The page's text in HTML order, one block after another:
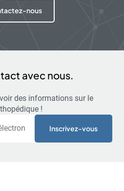
nous
avec nous.
des informations sur le
!